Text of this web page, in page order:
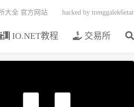
IO.NET教程 交易所
大全 官方网站 hacked by trenggalek6etar